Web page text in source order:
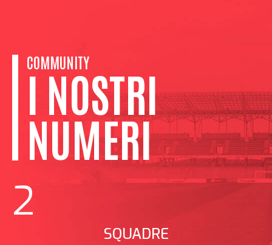
COMMUNITY
I NOSTRI
NUMERI
2
SQUADRE